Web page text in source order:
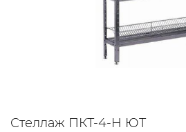
Стеллаж ПКТ-4-Н ЮТ